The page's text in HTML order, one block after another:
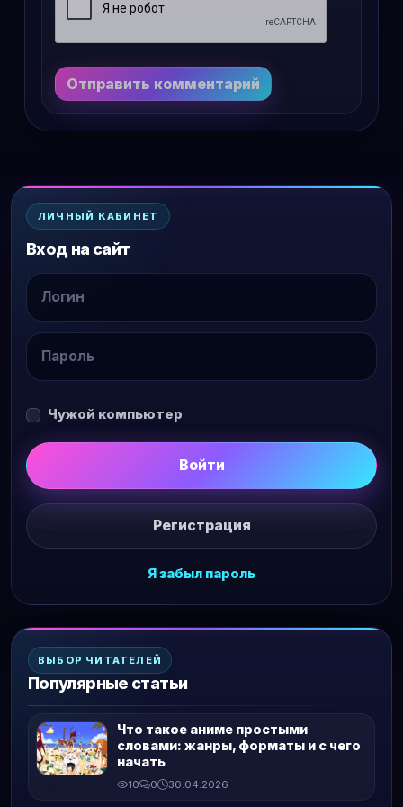
Отправить комментарий
ЛИЧНЫЙ КАБИНЕТ
Вход на сайт
Чужой компьютер
Войти
Регистрация
Я забыл пароль
ВЫБОР ЧИТАТЕЛЕЙ
Популярные статьи
Что такое аниме простыми
словами: жанры, форматы и с чего
начать
10 0 30.04.2026